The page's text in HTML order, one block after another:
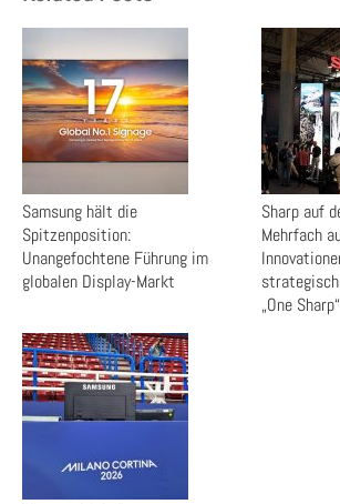
Samsung hält die
Spitzenposition:
Unangefochtene Führung im
globalen Display-Markt
Sharp auf
Mehrfach
„One Sharp“